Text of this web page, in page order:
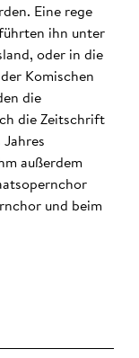
Eine rege
ihn unter
oder in die
Komischen
die
die Zeitschrift
außerdem
und beim